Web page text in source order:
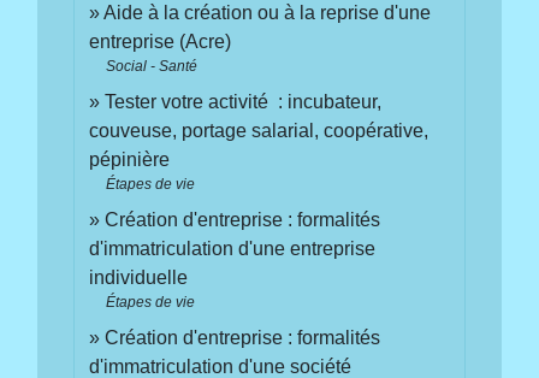
Aide à la création ou à la reprise d'une
entreprise (Acre)
Social - Santé
Tester votre activité : incubateur,
couveuse, portage salarial, coopérative,
pépinière
Étapes de vie
Création d'entreprise : formalités
d'immatriculation d'une entreprise
individuelle
Étapes de vie
Création d'entreprise : formalités
d'immatriculation d'une société